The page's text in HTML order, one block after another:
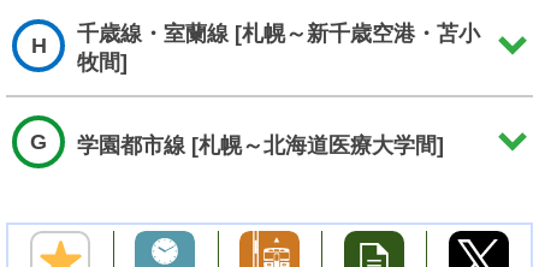
H
千歳線・室蘭線 [札幌～新千歳空港・苫小
牧間]
G 学園都市線 [札幌～北海道医療大学間]